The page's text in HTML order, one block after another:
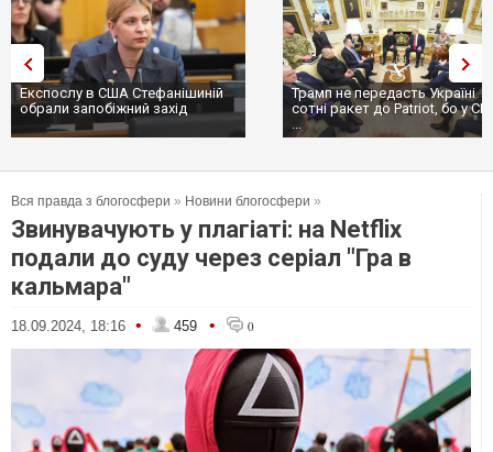
Експослу в США Стефанішиній
обрали запобіжний захід
Трамп не передасть Україні
сотні ракет до Patriot, бо у
...
Вся правда з блогосфери » Новини блогосфери »
Звинувачують у плагіаті: на Netflix
подали до суду через серіал "Гра в
кальмара"
18.09.2024, 18:16 • 459 • 0